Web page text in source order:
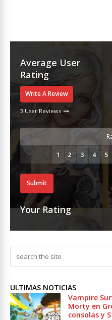
Average User
Rating
Write A Review
3 User Reviews
Submit
Your Rating
ULTIMAS NOTICIAS
Vampire
Morty en
consolas y